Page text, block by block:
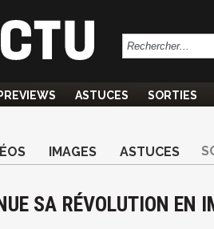
PREVIEWS ASTUCES SORTIES
IMAGES ASTUCES
SA RÉVOLUTION EN